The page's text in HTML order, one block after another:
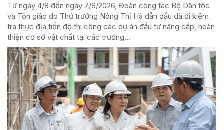
Từ ngày 4/8 đến ngày 7/8/2026, Đoàn công tác Bộ Dân tộc
và Tôn giáo do Thứ trưởng Nông Thị Hà dẫn đầu đã đi kiểm
tra thực địa tiến độ thi công các dự án đầu tư nâng cấp, hoàn
thiện cơ sở vật chất tại các trường...